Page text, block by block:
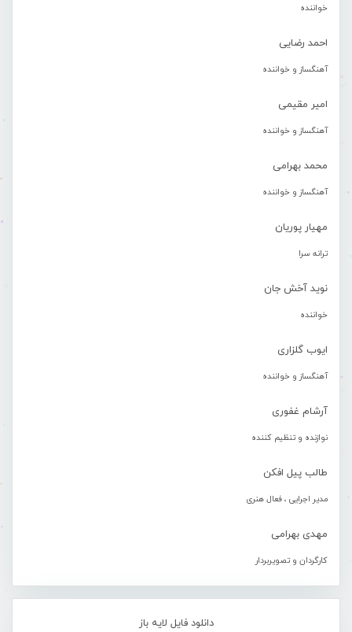
خواننده
احمد رضایی
آهنگساز و خواننده
امیر مقیمی
آهنگساز و خواننده
محمد بهرامی
آهنگساز و خواننده
مهیار پوریان
ترانه سرا
نوید آخش جان
خواننده
ایوب گلزاری
آهنگساز و خواننده
آرشام غفوری
نوازنده و تنظیم کننده
طالب پیل افکن
مدیر اجرایی ، فعال هنری
مهدی بهرامی
کارگردان و تصویربردار
دانلود فایل لایه باز